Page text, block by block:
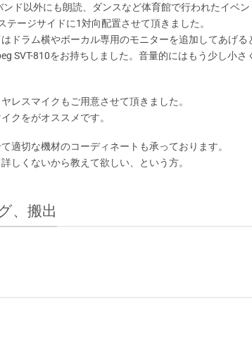
ド以外にも朗読、ダンスなど体育館で行われたイベン
ージサイドに1対向配置させて頂きました。
ドラム横やボーカル専用のモニターを追加してあげる
SVT-810をお持ちしました。音量的にはもう少し小
レスマイクもご用意させて頂きました。
クをがオススメです。
適切な機材のコーディネートも承っております。
しくないから教えて欲しい、という方。
、搬出